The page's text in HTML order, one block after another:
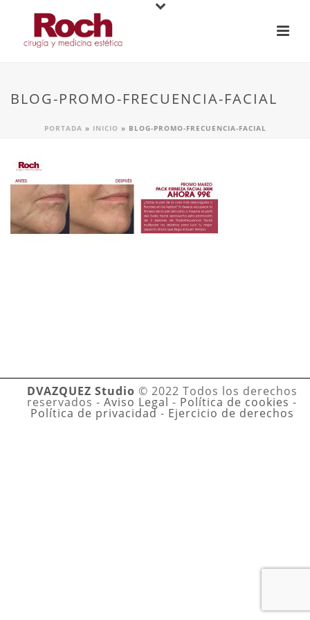
BLOG-PROMO-FRECUENCIA-FACIAL
PORTADA » INICIO » BLOG-PROMO-FRECUENCIA-FACIAL
DVAZQUEZ Studio © 2022 Todos los derechos
reservados - Aviso Legal - Política de cookies -
Política de privacidad- Ejercicio de derechos